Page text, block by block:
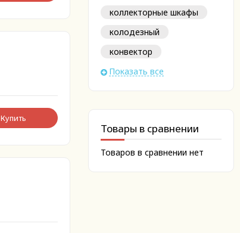
коллекторные шкафы
колодезный
конвектор
Показать все
Товары в сравнении
Товаров в сравнении нет
Купить